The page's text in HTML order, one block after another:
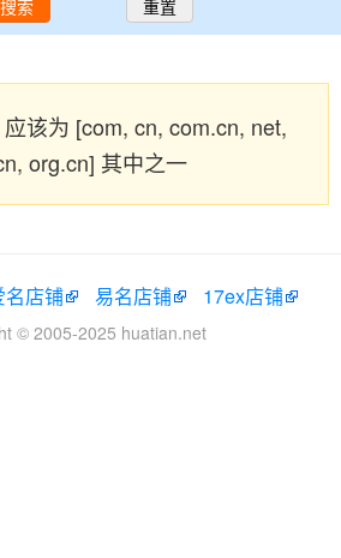
搜索 重置
该为 [com, cn, com.cn, net,
org.cn] 其中之一
名店铺 易名店铺 17ex店铺
© 2005-2025 huatian.net